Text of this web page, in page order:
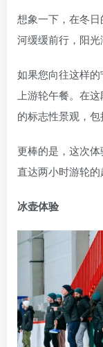
想象一下，在冬
河缓缓前行，阳光
如果您向往这样
上游轮午餐。在
的标志性景观，包
更棒的是，这次
直达两小时游轮的
冰壶体验